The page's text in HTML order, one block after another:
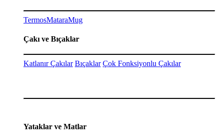
TermosMataraMug
Çakı ve Bıçaklar
Katlanır Çakılar Bıçaklar Çok Fonksiyonlu Çakılar
Yataklar ve Matlar